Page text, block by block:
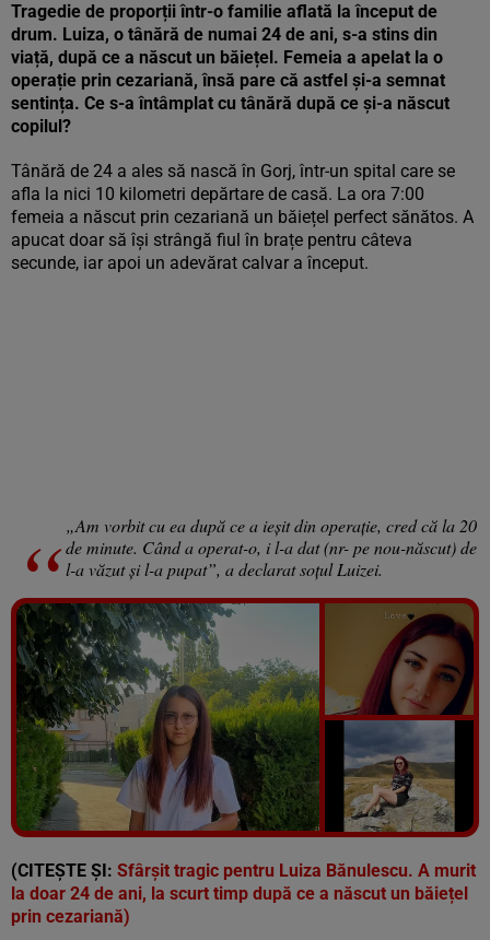
Tragedie de proporții într-o familie aflată la început de
drum. Luiza, o tânără de numai 24 de ani, s-a stins din
viață, după ce a născut un băiețel. Femeia a apelat la o
operație prin cezariană, însă pare că astfel și-a semnat
sentința. Ce s-a întâmplat cu tânără după ce și-a născut
copilul?
Tânără de 24 a ales să nască în Gorj, într-un spital care se
afla la nici 10 kilometri depărtare de casă. La ora 7:00
femeia a născut prin cezariană un băiețel perfect sănătos. A
apucat doar să își strângă fiul în brațe pentru câteva
secunde, iar apoi un adevărat calvar a început.
„Am vorbit cu ea după ce a ieșit din operație, cred că la 20
de minute. Când a operat-o, i l-a dat (nr- pe nou-născut) de
l-a văzut și l-a pupat”, a declarat soțul Luizei.
Vezi galeria foto
5 poze
(CITEȘTE ȘI: Sfârșit tragic pentru Luiza Bănulescu. A murit
la doar 24 de ani, la scurt timp după ce a născut un băiețel
prin cezariană)